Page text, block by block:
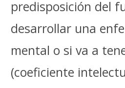
predisposición del
desarrollar una
mental o si va a
(coeficiente